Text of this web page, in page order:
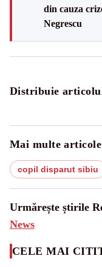
din cauza
Negrescu
Distribuie
Mai multe articole
copil disparut sibiu
Urmărește știrile
News
CELE MAI